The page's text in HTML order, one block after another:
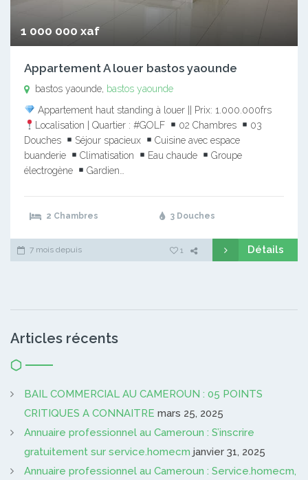
1 000 000 xaf
Appartement A louer bastos yaounde
bastos yaounde, bastos yaounde
Appartement haut standing à louer || Prix: 1.000.000frs
Localisation | Quartier : #GOLF
02 Chambres
03
Douches
Séjour spacieux
Cuisine avec espace
buanderie
Climatisation Eau chaude
Groupe
électrogène
Gardien…
2 Chambres 3 Douches
7 mois depuis 1 Détails
Articles récents
BAIL COMMERCIAL AU CAMEROUN : 05 POINTS
CRITIQUES A CONNAITRE mars 25, 2025
Annuaire professionnel au Cameroun : S’inscrire
gratuitement sur service.homecm janvier 31, 2025
Annuaire professionnel au Cameroun : Service.homecm,